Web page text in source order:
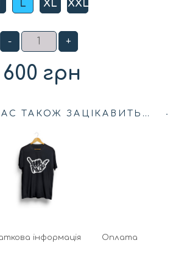
L XL XXL
- +
600 грн
ТАКОЖ ЗАЦІКАВИТЬ…
інформація Оплата